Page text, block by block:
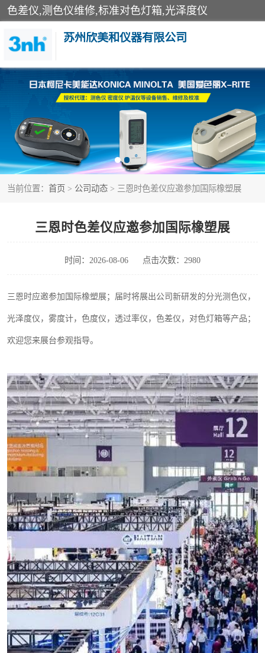
色差仪,测色仪维修,标准对色灯箱,光泽度仪
苏州欣美和仪器有限公司
当前位置： 首页 > 公司动态 > 三恩时色差仪应邀参加国际橡塑展
三恩时色差仪应邀参加国际橡塑展
时间：2026-08-06 点击次数：2980
三恩时应邀参加 国际橡塑展； 届时将展出公司新研发的分光测色仪，
光泽度仪，雾度计，色度仪，透过率仪，色差仪，对色灯箱等产品；
欢迎您来展台参观指导。
3nh色差仪
分光色差仪
美能达色差计
3nh分光测色仪
光泽度仪
炉温仪维修
通用仪器产品
配色软件
印刷看样台
条码扫描仪维修